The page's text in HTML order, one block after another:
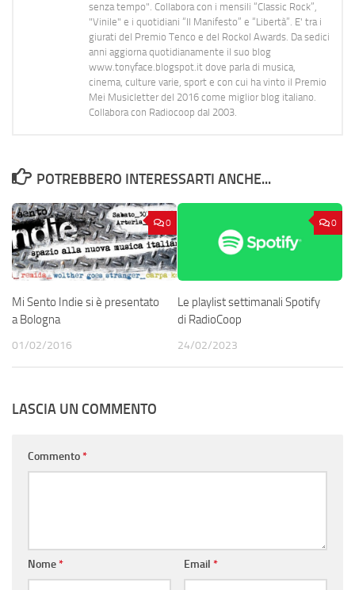
senza tempo". Collabora con i mensili “Classic Rock”,
"Vinile" e i quotidiani “Il Manifesto” e “Libertà”. E' tra i
giurati del Premio Tenco e del Rockol Awards. Da sedici
anni aggiorna quotidianamente il suo blog
www.tonyface.blogspot.it dove parla di musica,
cinema, culture varie, sport e con cui ha vinto il Premio
Mei Musicletter del 2016 come miglior blog italiano.
Collabora con Radiocoop dal 2003.
POTREBBERO INTERESSARTI ANCHE...
0
Mi Sento Indie si è presentato
a Bologna
01/02/2016
0
Le playlist settimanali Spotify
di RadioCoop
24/02/2023
LASCIA UN COMMENTO
Commento*
Nome* Email *